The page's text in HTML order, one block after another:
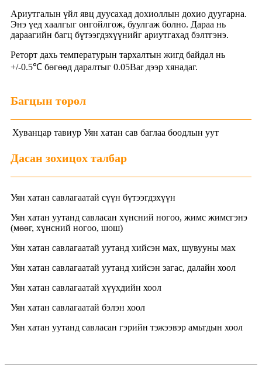
Ариутгалын үйл явц дуусахад дохиоллын дохио дуугарна.
Энэ үед хаалгыг онгойлгож, буулгаж болно. Дараа нь
дараагийн багц бүтээгдэхүүнийг ариутгахад бэлтгэнэ.
Реторт дахь температурын тархалтын жигд байдал нь
+/-0.5℃ бөгөөд даралтыг 0.05Bar дээр хянадаг.
Багцын төрөл
Хуванцар тавиур Уян хатан сав баглаа боодлын уут
Дасан зохицох талбар
Уян хатан савлагаатай сүүн бүтээгдэхүүн
Уян хатан уутанд савласан хүнсний ногоо, жимс жимсгэнэ
(мөөг, хүнсний ногоо, шош)
Уян хатан савлагаатай уутанд хийсэн мах, шувууны мах
Уян хатан савлагаатай уутанд хийсэн загас, далайн хоол
Уян хатан савлагаатай хүүхдийн хоол
Уян хатан савлагаатай бэлэн хоол
Уян хатан уутанд савласан гэрийн тэжээвэр амьтдын хоол